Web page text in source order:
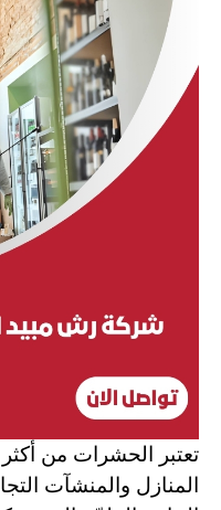
تعتبر الحشرات من
المنازل والمنشآت